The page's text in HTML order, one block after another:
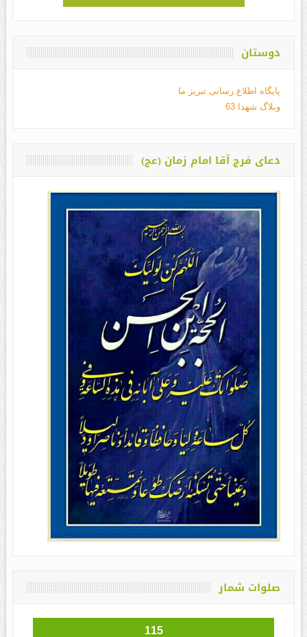
دوستان
پایگاه اطلاع رسانی تبریز ما
وبلاگ شهدا 63
دعای فرج آقا امام زمان (عج)
صلوات شمار
115